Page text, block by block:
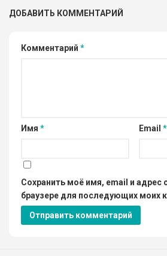
ДОБАВИТЬ КОММЕНТАРИЙ
Комментарий *
Имя * Email *
Сохранить моё имя, email и адрес
браузере для последующих моих